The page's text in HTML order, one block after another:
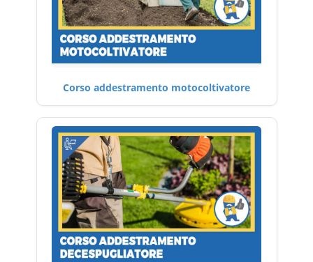
Corso addestramento motocoltivatore